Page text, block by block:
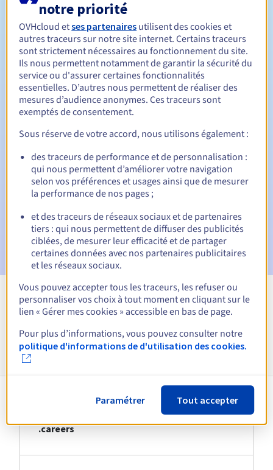
Durée de renouvellement Entre 1 et 10 ans
Période de rédemption 30 jours
Notifications automatiques :
E-mails d'avertissement :60, 30, 15, 7 et 3 jours avant la
date d'échéance
E-mail le jour de l'expirationpour notification de la
suspension du nom de domaine
E-mail après la période de grâce de rédemptionpour
notification de la suppression du nom de domaine
Voir toutes les extensions
Informations sur le .careers
Création de votre nom de domaine en
.careers
notre priorité
OVHcloud etses partenaires utilisent des cookies et
autres traceurs sur notre site internet. Certains traceurs
sont strictement nécessaires au fonctionnement du site.
Ils nous permettent notamment de garantir la sécurité du
service ou d'assurer certaines fonctionnalités
essentielles. D’autres nous permettent de réaliser des
mesures d’audience anonymes. Ces traceurs sont
exemptés de consentement.
Sous réserve de votre accord, nous utilisons également :
des traceurs de performance et de personnalisation :
qui nous permettent d’améliorer votre navigation
selon vos préférences et usages ainsi que de mesurer
la performance de nos pages ;
et des traceurs de réseaux sociaux et de partenaires
tiers : qui nous permettent de diffuser des publicités
ciblées, de mesurer leur efficacité et de partager
certaines données avec nos partenaires publicitaires
et les réseaux sociaux.
Vous pouvez accepter tous les traceurs, les refuser ou
personnaliser vos choix à tout moment en cliquant sur le
lien « Gérer mes cookies » accessible en bas de page.
Pour plus d’informations, vous pouvez consulter notre
politique d'informations de d'utilisation des cookies.
Paramétrer Tout accepter